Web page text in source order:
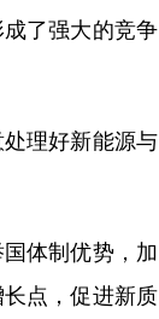
了强大的竞争
理好新能源与
体制优势，加
点，促进新质